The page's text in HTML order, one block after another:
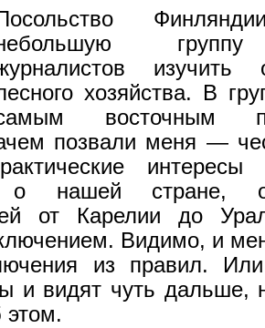
группу
изучить
хозяйства. В
восточным
позвали меня —
о нашей стране,
от Карелии до
Видимо, и
из правил.
и видят чуть дальше,
этом.